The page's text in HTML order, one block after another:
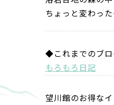
ちょっと変わっ
◆これまでのブロ
もろもろ日記
望川館のお得な